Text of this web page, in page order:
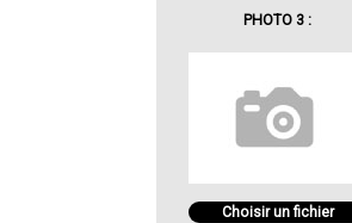
PHOTO 3 :
Choisir un fichier